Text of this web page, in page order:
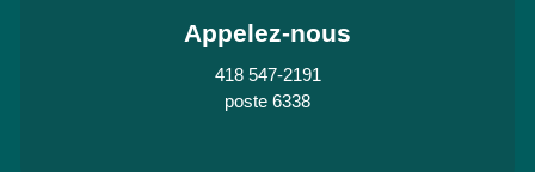
Appelez-nous
418 547-2191
poste 6338